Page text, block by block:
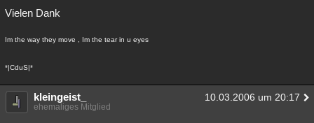
Vielen Dank
Im the way they move , Im the tear in u eyes
*|CduS|*
kleingeist_ 10.03.2006 um 20:17
ehemaliges Mitglied